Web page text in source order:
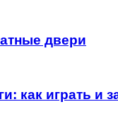
двери
как играть и